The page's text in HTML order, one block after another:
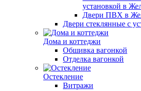
установкой в
Двери ПВХ в
Двери стеклянные с
Дома и коттеджи
Обшивка вагонкой
Отделка вагонкой
Остекление
Витражи